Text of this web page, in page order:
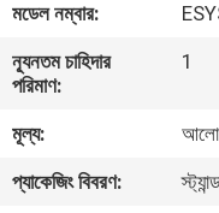
আমাদের
সম্পর্কে
কারখানা
ভ্রমণ
মডেল নম্বার:
ন্যূনতম চাহিদার
পরিমাণ:
1
মূল্য:
প্যাকেজিং বিবরণ: